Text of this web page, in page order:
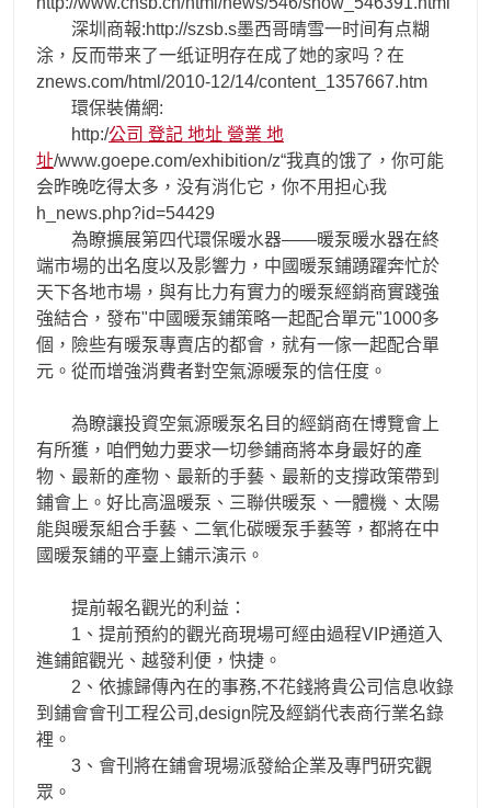
深圳商報:http://szsb.s墨西哥晴雪一时间有点糊
涂，反而带来了一纸证明存在成了她的家吗？在
znews.com/html/2010-12/14/content_1357667.htm
環保裝備網:
http:/公司 登記 地址 營業 地
址/www.goepe.com/exhibition/z“我真的饿了，你可能
会昨晚吃得太多，没有消化它，你不用担心我
h_news.php?id=54429
為瞭擴展第四代環保暖水器——暖泵暖水器在終
端市場的出名度以及影響力，中國暖泵鋪踴躍奔忙於
天下各地市場，與有比力有實力的暖泵經銷商實踐強
強結合，發布"中國暖泵鋪策略一起配合單元"1000多
個，險些有暖泵專賣店的都會，就有一傢一起配合單
元。從而增強消費者對空氣源暖泵的信任度。
為瞭讓投資空氣源暖泵名目的經銷商在博覽會上
有所獲，咱們勉力要求一切參鋪商將本身最好的產
物、最新的產物、最新的手藝、最新的支撐政策帶到
鋪會上。好比高溫暖泵、三聯供暖泵、一體機、太陽
能與暖泵組合手藝、二氧化碳暖泵手藝等，都將在中
國暖泵鋪的平臺上鋪示演示。
提前報名觀光的利益：
1、提前預約的觀光商現場可經由過程VIP通道入
進鋪館觀光、越發利便，快捷。
2、依據歸傳內在的事務,不花錢將貴公司信息收錄
到鋪會會刊工程公司,design院及經銷代表商行業名錄
裡。
3、會刊將在鋪會現場派發給企業及專門研究觀
眾。